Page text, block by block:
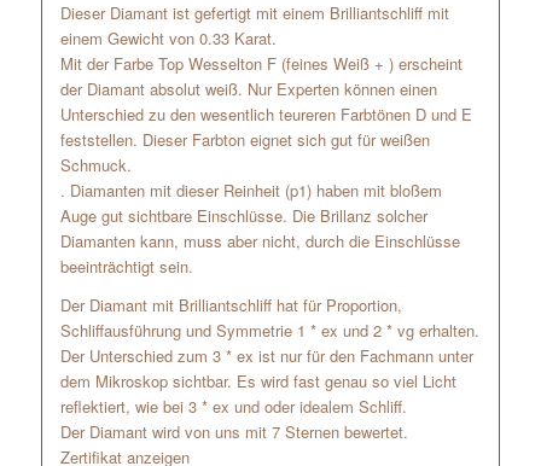
Dieser Diamant ist gefertigt mit einem Brilliantschliff mit
einem Gewicht von 0.33 Karat.
Mit der Farbe Top Wesselton F (feines Weiß + ) erscheint
der Diamant absolut weiß. Nur Experten können einen
Unterschied zu den wesentlich teureren Farbtönen D und E
feststellen. Dieser Farbton eignet sich gut für weißen
Schmuck.
. Diamanten mit dieser Reinheit (p1) haben mit bloßem
Auge gut sichtbare Einschlüsse. Die Brillanz solcher
Diamanten kann, muss aber nicht, durch die Einschlüsse
beeinträchtigt sein.
Der Diamant mit Brilliantschliff hat für Proportion,
Schliffausführung und Symmetrie 1 * ex und 2 * vg erhalten.
Der Unterschied zum 3 * ex ist nur für den Fachmann unter
dem Mikroskop sichtbar. Es wird fast genau so viel Licht
reflektiert, wie bei 3 * ex und oder idealem Schliff.
Der Diamant wird von uns mit 7 Sternen bewertet.
Zertifikat anzeigen